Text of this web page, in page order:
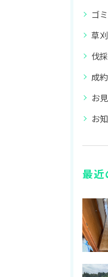
ゴ
草
伐採
成
お
お
最近